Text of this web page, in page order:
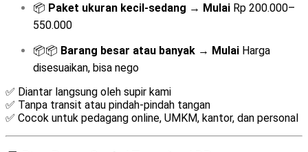
📦 Paket ukuran kecil-sedang → Mulai Rp 200.000–
550.000
📦📦 Barang besar atau banyak → Mulai Harga
disesuaikan, bisa nego
✅ Diantar langsung oleh supir kami
✅ Tanpa transit atau pindah-pindah tangan
✅ Cocok untuk pedagang online, UMKM, kantor, dan personal